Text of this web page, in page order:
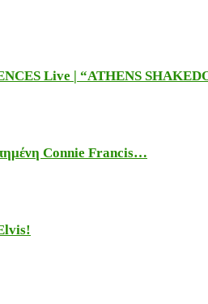
Live | “ATHENS
Connie Francis…